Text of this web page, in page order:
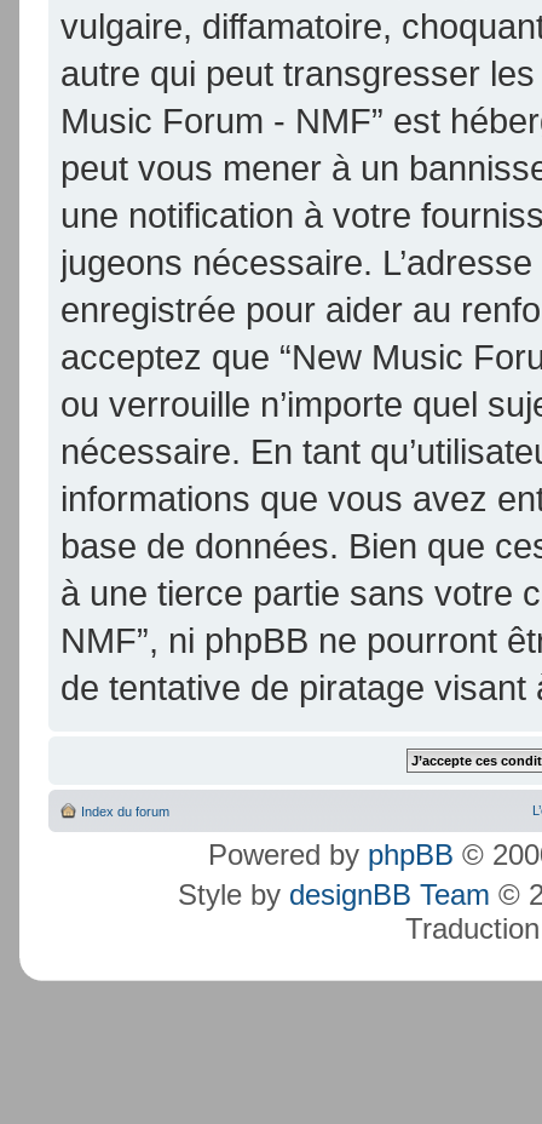
vulgaire, diffamatoire,
autre qui peut transgresser
Music Forum - NMF” est
peut vous mener à un
une notification à votre
jugeons nécessaire.
enregistrée pour aider au
acceptez que “New Music
ou verrouille n’importe quel
nécessaire. En tant
informations que vous avez
base de données. Bien que
à une tierce partie sans votre
NMF”, ni phpBB ne pourront
de tentative de piratage
Index du forum
Powered by phpBB ©
Style by designBB Team ©